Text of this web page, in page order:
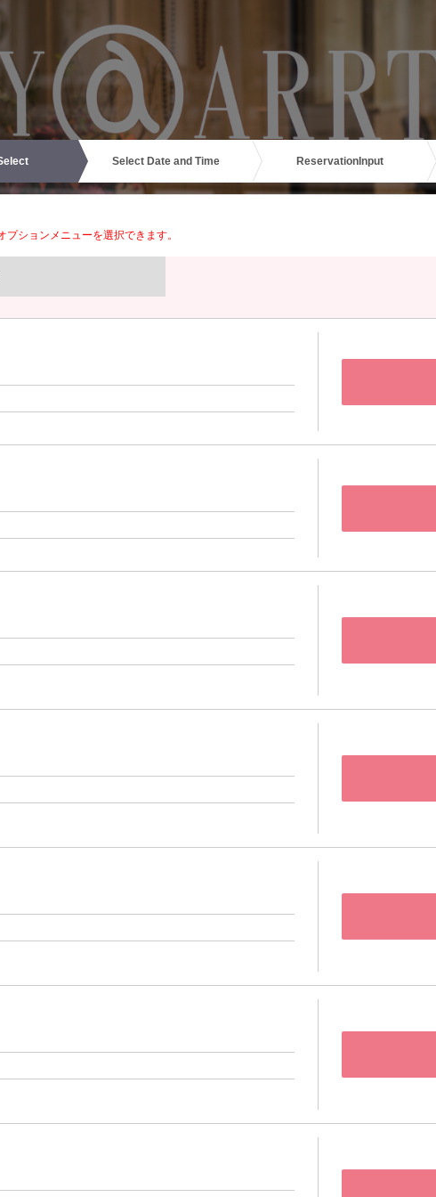
Select Date and Time Reservation Input
ションメニューを選択できます。